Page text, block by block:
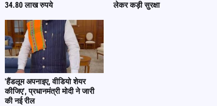
34.80 लाख रुपये
लेकर कड़ी सुरक्षा
'हैंडलूम अपनाइए, वीडियो शेयर
कीजिए', प्रधानमंत्री मोदी ने जारी
की नई रील